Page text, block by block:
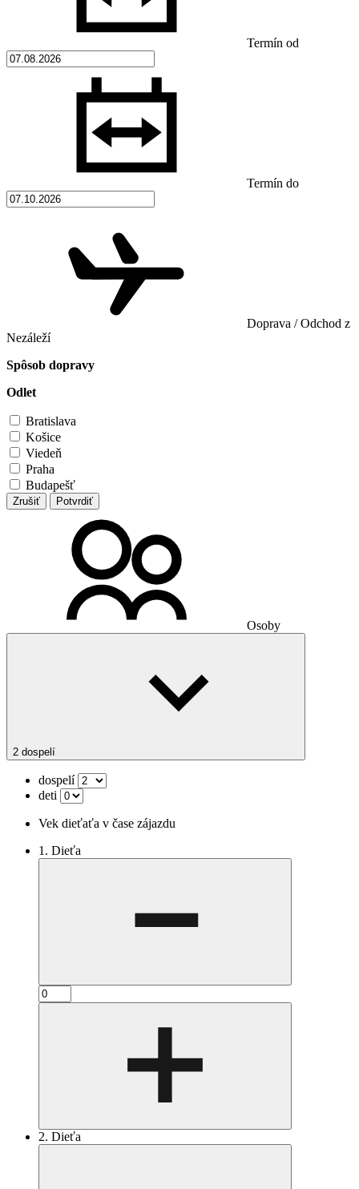
Termín od
Termín do
Doprava / Odchod z
Nezáleží
Spôsob dopravy
Odlet
Bratislava
Košice
Viedeň
Praha
Budapešť
Zrušiť Potvrdiť
Osoby
2 dospelí
dospelí
deti
Vek dieťaťa v čase zájazdu
1. Dieťa
2. Dieťa